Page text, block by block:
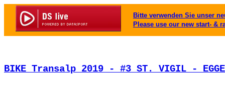
Bitte verwenden Sie unser
Please use our new start- &
BIKE Transalp 2019 - #3 ST. VIGIL -